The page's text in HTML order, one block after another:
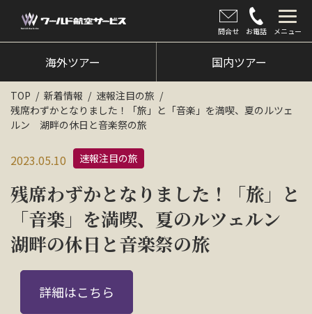
問合せ お電話 メニュー
海外ツアー
国内ツアー
クルーズツアー
ツアー催行状況
旅のひろば
イベント
新着情報
会社情報
海外ツアー 国内ツアー
TOP 新着情報
速報注目の旅
残席わずかとなりました！「旅」と「音楽」を満喫、夏のルツェ
ルン 湖畔の休日と音楽祭の旅
2023.05.10 速報注目の旅
残席わずかとなりました！「旅」と
「音楽」を満喫、夏のルツェルン
湖畔の休日と音楽祭の旅
詳細はこちら